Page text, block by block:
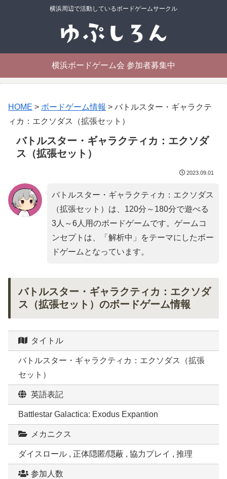
横浜周辺で活動しているボードゲームサークル
横浜ボードゲーム会 参加者募集中
HOME > ボードゲーム情報 > バトルスター・ギャラクテ
ィカ：エクソダス（拡張セット）
バトルスター・ギャラクティカ：エクソダ
ス（拡張セット）
2023.09.01
バトルスター・ギャラクティカ：エクソダス
（拡張セット）は、120分～180分で遊べる
3人～6人用のボードゲームです。ゲームコ
ンセプトは、「 解析中 」をテーマにしたボー
ドゲームとなっています。
バトルスター・ギャラクティカ：エクソダ
ス（拡張セット）のボードゲーム情報
タイトル
バトルスター・ギャラクティカ：エクソダス（拡張
セット）
英語表記
Battlestar Galactica: Exodus Expantion
メカニクス
ダイスロール , 正体隠匿/隠蔽 , 協力プレイ , 推理
参加人数